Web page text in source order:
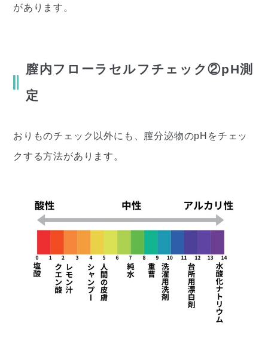
があります。
膣内フローラセルフチェック②pH測
定
おりものチェック以外にも、膣分泌物のpHをチェッ
クする方法があります。